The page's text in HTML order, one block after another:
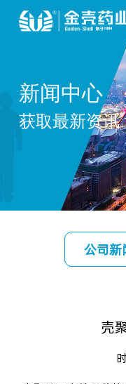
新闻中心
获取最新资讯
公司新
壳